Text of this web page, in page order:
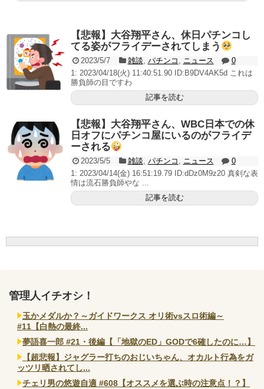
Powered by livedoor 相互RSS
【悲報】大谷翔平さん、休日パチンコし
てる姿がフライデーされてしまう
2023/5/7 雑談 パチンコ ニュース
0
1: 2023/04/18(火) 11:40:51.90 ID:B9DV4AK5d これは
勝負師の目ですわ
記事を読む
【悲報】大谷翔平さん、WBC日本での休
日オフにパチンコ屋にいるのがフライデ
ーされる
2023/5/5 雑談, パチンコ , ニュース
0
1: 2023/04/14(金) 16:51:19.79 ID:dDz0M9z20 真剣な表
情は流石勝負師やな ...
記事を読む
管理人イチオシ！
玉かメダルか？～ガイドワークス オリ術vsスロ術編～
#11【白熱の最終...
夢語喜一郎 #21・後編【「地獄のED」GODで6確したのに…】
【超悲報】ジャグラー打ちのおじいちゃん、オカルト行為をガ
ッツリ晒されてし...
チェリ男の悠遊自適 #608【オススメを選ぶ時の注意点！？】